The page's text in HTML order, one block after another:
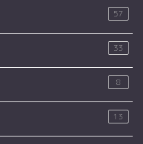
57
33
8
13